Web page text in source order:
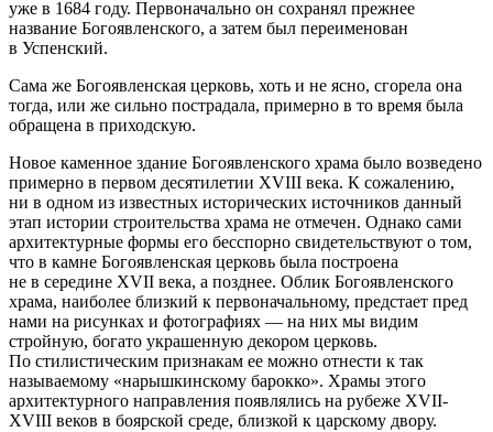
уже в 1684 году. Первоначально он сохранял прежнее
название Богоявленского, а затем был переименован
в Успенский.
Сама же Богоявленская церковь, хоть и не ясно, сгорела она
тогда, или же сильно пострадала, примерно в то время была
обращена в приходскую.
Новое каменное здание Богоявленского храма было возведено
примерно в первом десятилетии XVIII века. К сожалению,
ни в одном из известных исторических источников данный
этап истории строительства храма не отмечен. Однако сами
архитектурные формы его бесспорно свидетельствуют о том,
что в камне Богоявленская церковь была построена
не в середине XVII века, а позднее. Облик Богоявленского
храма, наиболее близкий к первоначальному, предстает пред
нами на рисунках и фотографиях — на них мы видим
стройную, богато украшенную декором церковь.
По стилистическим признакам ее можно отнести к так
называемому «нарышкинскому барокко». Храмы этого
архитектурного направления появлялись на рубеже XVII-
XVIII веков в боярской среде, близкой к царскому двору.